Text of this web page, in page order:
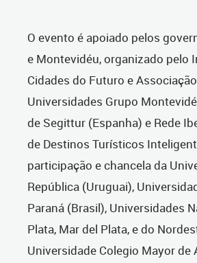
O evento é apoiado pelos
e Montevidéu, organizado pelo
Cidades do Futuro e
Universidades Grupo
de Segittur (Espanha) e Rede
de Destinos Turísticos
participação e chancela da
República (Uruguai),
Paraná (Brasil), Universidades
Plata, Mar del Plata, e do
Universidade Colegio Mayor de